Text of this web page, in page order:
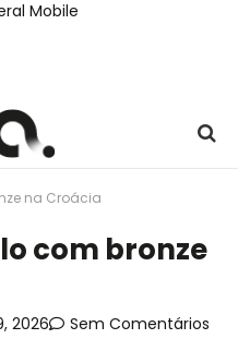
na Croácia
com bronze
2026 Sem Comentários